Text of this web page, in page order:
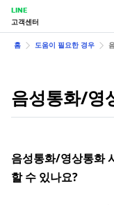
LINE
고객센터
홈 도움이 필요한 경우
음성통화/영
음성통화/영상통화
할 수 있나요?